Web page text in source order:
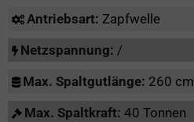
Antriebsart: Zapfwelle
Netzspannung: /
Max. Spaltgutlänge: 260 cm
Max. Spaltkraft: 40 Tonnen